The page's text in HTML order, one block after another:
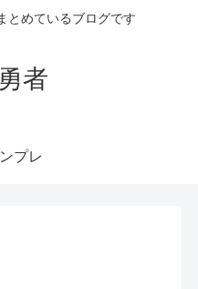
とめているブログです
者
プレ